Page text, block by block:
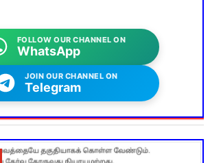
FOLLOW OUR CHANNEL ON
WhatsApp
JOIN OUR CHANNEL ON
Telegram